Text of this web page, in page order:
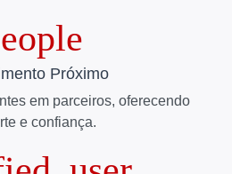
Próximo
em parceiros, oferecendo
e confiança.